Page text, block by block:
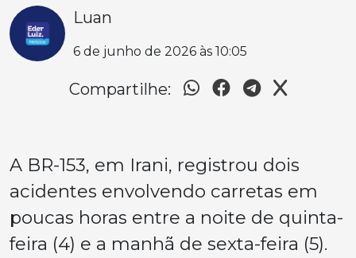
Luan
6 de junho de 2026 às 10:05
Compartilhe:
A BR-153, em Irani, registrou dois
acidentes envolvendo carretas em
poucas horas entre a noite de quinta-
feira (4) e a manhã de sexta-feira (5).